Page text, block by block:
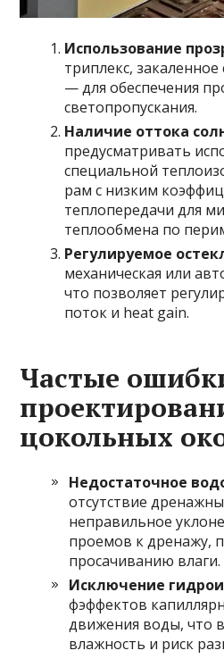
Использование
триплекс,
— для обеспечения
светопропускания.
Наличие оттока
предусматривать
специальной
рам с низким
теплопередачи для
теплообмена по
Регулируемое
механическая или
что позволяет
поток и heat gain.
Частые
цокольных
Недостаточное
отсутствие
неправильное
проемов к дренажу,
просачиванию влаги.
Исключение
фэффектов
движения воды, что
влажность и риск